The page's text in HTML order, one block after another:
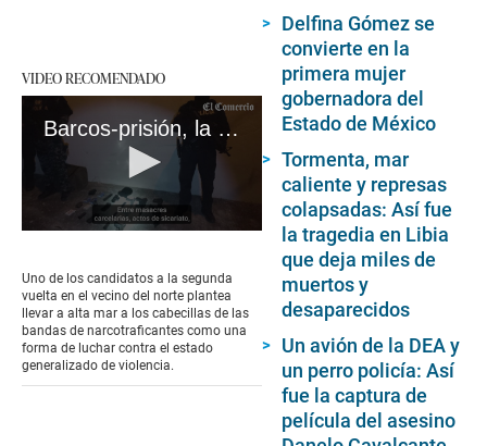
VIDEO RECOMENDADO
Barcos-prisión, la propuesta lanzada contra la criminalidad en Ecuador
of
4
minutes,
8
seconds
Uno de los candidatos a la segunda
vuelta en el vecino del norte plantea
llevar a alta mar a los cabecillas de las
bandas de narcotraficantes como una
forma de luchar contra el estado
generalizado de violencia.
Delfina Gómez se
convierte en la
primera mujer
gobernadora del
Estado de México
Tormenta, mar
caliente y represas
colapsadas: Así fue
la tragedia en Libia
que deja miles de
muertos y
desaparecidos
Un avión de la DEA y
un perro policía: Así
fue la captura de
película del asesino